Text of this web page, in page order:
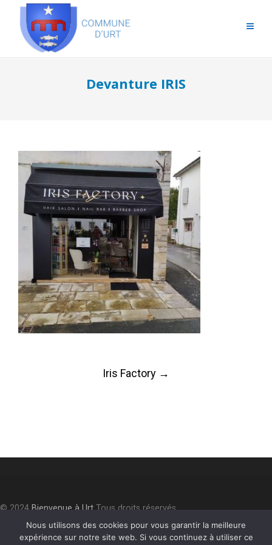
Devanture IRIS
Iris Factory →
© 2024Bienvenue à UrtTous droits réservés.
Accessibilité ⎮Plan du site⎮ Mentions légales ⎮Politique de
confidentialité
Nous utilisons des cookies pour vous garantir la meilleure
expérience sur notre site web. Si vous continuez à utiliser ce